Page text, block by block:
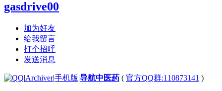
gasdrive00
加为好友
给我留言
打个招呼
发送消息
|Archiver|手机版|导航中医药 ( 官方QQ群:110873141 )